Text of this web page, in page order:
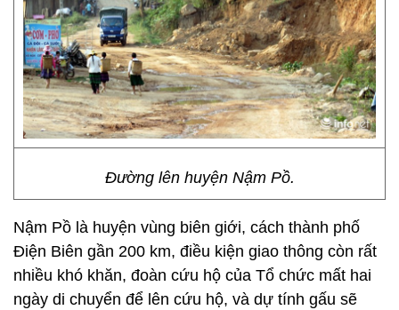
Đường lên huyện Nậm Pồ.
Nậm Pồ là huyện vùng biên giới, cách thành phố
Điện Biên gần 200 km, điều kiện giao thông còn rất
nhiều khó khăn, đoàn cứu hộ của Tổ chức mất hai
ngày di chuyển để lên cứu hộ, và dự tính gấu sẽ